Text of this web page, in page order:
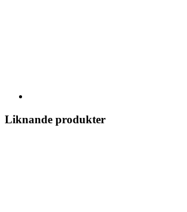
Liknande produkter